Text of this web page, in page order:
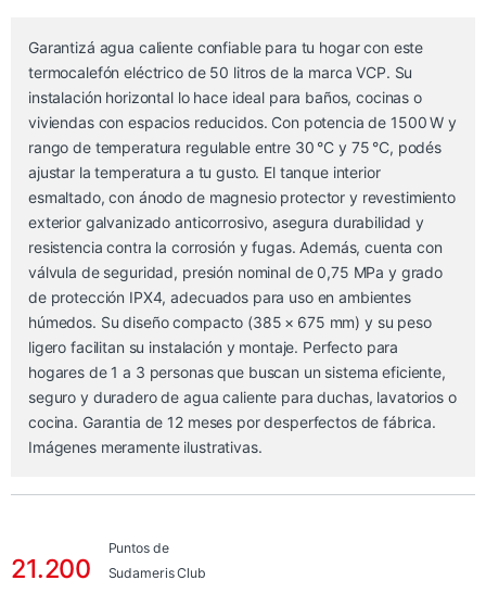
Garantizá agua caliente confiable para tu hogar con este
termocalefón eléctrico de 50 litros de la marca VCP. Su
instalación horizontal lo hace ideal para baños, cocinas o
viviendas con espacios reducidos. Con potencia de 1500 W y
rango de temperatura regulable entre 30 °C y 75 °C, podés
ajustar la temperatura a tu gusto. El tanque interior
esmaltado, con ánodo de magnesio protector y revestimiento
exterior galvanizado anticorrosivo, asegura durabilidad y
resistencia contra la corrosión y fugas. Además, cuenta con
válvula de seguridad, presión nominal de 0,75 MPa y grado
de protección IPX4, adecuados para uso en ambientes
húmedos. Su diseño compacto (385 × 675 mm) y su peso
ligero facilitan su instalación y montaje. Perfecto para
hogares de 1 a 3 personas que buscan un sistema eficiente,
seguro y duradero de agua caliente para duchas, lavatorios o
cocina. Garantia de 12 meses por desperfectos de fábrica.
Imágenes meramente ilustrativas.
21.200
Puntos de
Sudameris Club